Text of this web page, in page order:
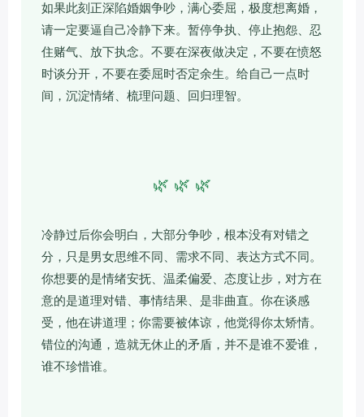
如果此刻正深陷婚姻争吵，满心委屈，极度想离婚，
请一定要逼自己冷静下来。暂停争执、停止抱怨、忍
住赌气、放下执念。不要在深夜做决定，不要在愤怒
时谈分开，不要在委屈时否定余生。给自己一点时
间，沉淀情绪、梳理问题、回归理智。
🌿 🌿 🌿
冷静过后你会明白，大部分争吵，根本没有对错之
分，只是男女思维不同、需求不同、表达方式不同。
你想要的是情绪安抚、温柔偏爱、态度让步，对方在
意的是道理对错、事情结果、是非曲直。你在谈感
受，他在讲道理；你需要被体谅，他觉得你太矫情。
错位的沟通，造就无休止的矛盾，并不是谁不爱谁，
谁不珍惜谁。